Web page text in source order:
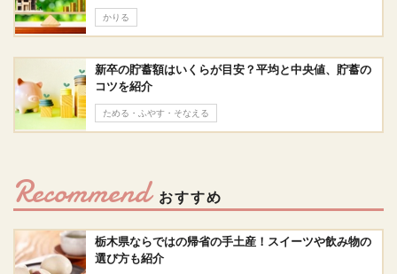
かりる
新卒の貯蓄額はいくらが目安？平均と中央値、貯蓄の
コツを紹介
ためる・ふやす・そなえる
Recommend おすすめ
栃木県ならではの帰省の手土産！スイーツや飲み物の
選び方も紹介